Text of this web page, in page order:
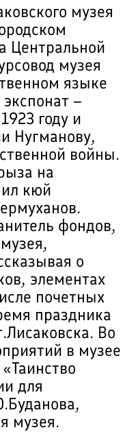
музея
Центральной
музея
языке
–
году и
Нугманову,
войны.
на
кюй
фондов,
о
элементах
почетных
праздника
Во
в музее
для
музея.